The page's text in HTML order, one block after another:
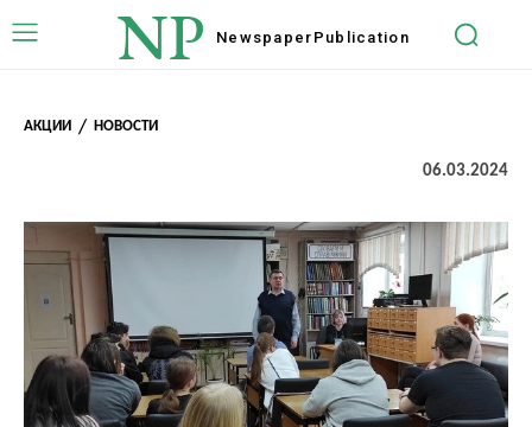
NP Newspaper Publication
АКЦИИ НОВОСТИ
06.03.2024